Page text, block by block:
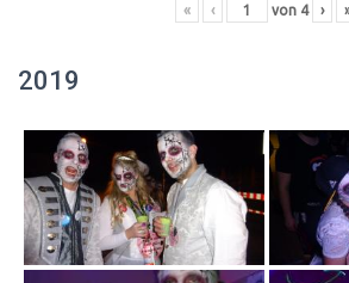
« ‹ von 4 ›
2019